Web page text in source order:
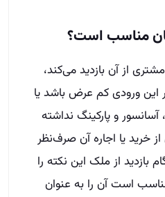
مناسب است؟
از آن بازدید می‌کند،
ورودی کم عرض باشد یا
و پارکینگ نداشته
یا اجاره آن صرف‌نظر
از ملک این نکته را
است آن را به عنوان